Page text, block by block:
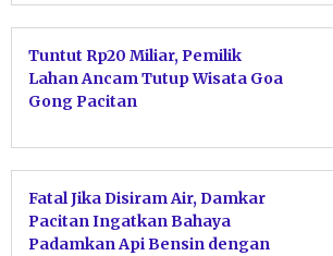
Tuntut Rp20 Miliar, Pemilik
Lahan Ancam Tutup Wisata Goa
Gong Pacitan
Fatal Jika Disiram Air, Damkar
Pacitan Ingatkan Bahaya
Padamkan Api Bensin dengan